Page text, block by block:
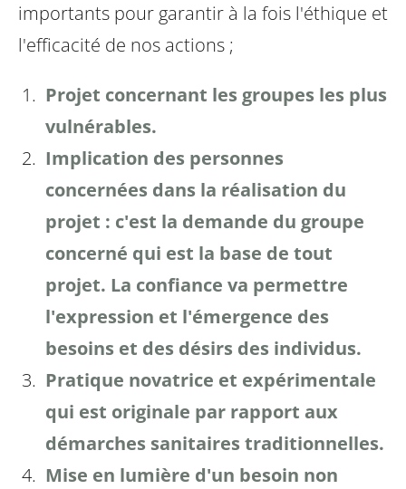
importants pour garantir à la fois l'éthique et
l'efficacité de nos actions ;
Projet concernant les groupes les plus
vulnérables.
Implication des personnes
concernées dans la réalisation du
projet : c'est la demande du groupe
concerné qui est la base de tout
projet. La confiance va permettre
l'expression et l'émergence des
besoins et des désirs des individus.
Pratique novatrice et expérimentale
qui est originale par rapport aux
démarches sanitaires traditionnelles.
Mise en lumière d'un besoin non